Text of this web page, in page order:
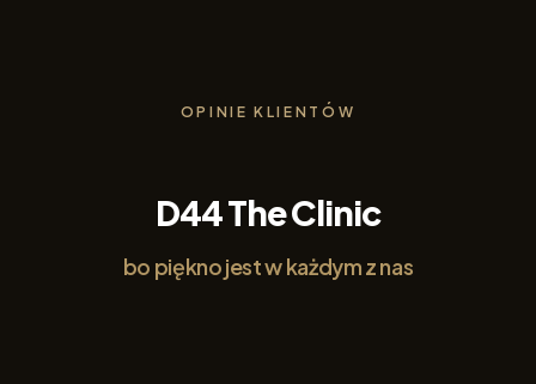
OPINIE KLIENTÓW
D44 The Clinic
bo piękno jest w każdym z nas